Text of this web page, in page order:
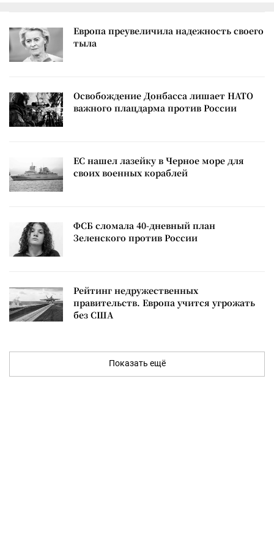
Европа преувеличила надежность своего
тыла
Освобождение Донбасса лишает НАТО
важного плацдарма против России
ЕС нашел лазейку в Черное море для
своих военных кораблей
ФСБ сломала 40-дневный план
Зеленского против России
Рейтинг недружественных
правительств. Европа учится угрожать
без США
Показать ещё